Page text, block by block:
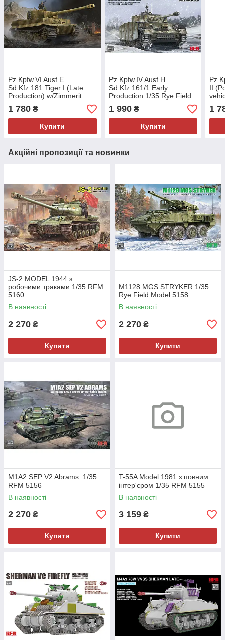
Pz.Kpfw.VI Ausf.E
Sd.Kfz.181 Tiger I (Late
Production) w/Zimmerit
1/35 Trumpeter 09540
1 780 ₴
Купити
Pz.Kpfw.IV Ausf.H
Sd.Kfz.161/1 Early
Production 1/35 Rye Field
Model 5046
1 990₴
Купити
II
1/
1
Акційні пропозиції та новинки
JS-2 MODEL 1944 з
робочими траками 1/35 RFM
5160
В наявності
2 270 ₴
Купити
M1128 MGS STRYKER 1/35
Rye Field Model 5158
В наявності
2 270 ₴
Купити
M1A2 SEP V2 Abrams 1/35
RFM 5156
В наявності
2 270 ₴
Купити
T-55A Model 1981 з повним
інтер'єром 1/35 RFM 5155
В наявності
3 159 ₴
Купити